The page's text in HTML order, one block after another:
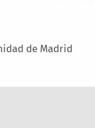
de Madrid